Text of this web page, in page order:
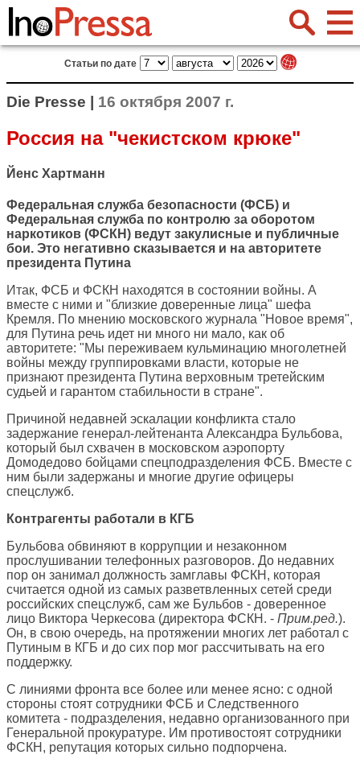
Статьи по дате
Die Presse | 16 октября 2007 г.
Россия на "чекистском крюке"
Йенс Хартманн
Федеральная служба безопасности (ФСБ) и
Федеральная служба по контролю за оборотом
наркотиков (ФСКН) ведут закулисные и публичные
бои. Это негативно сказывается и на авторитете
президента Путина
Итак, ФСБ и ФСКН находятся в состоянии войны. А
вместе с ними и "близкие доверенные лица" шефа
Кремля. По мнению московского журнала "Новое время",
для Путина речь идет ни много ни мало, как об
авторитете: "Мы переживаем кульминацию многолетней
войны между группировками власти, которые не
признают президента Путина верховным третейским
судьей и гарантом стабильности в стране".
Причиной недавней эскалации конфликта стало
задержание генерал-лейтенанта Александра Бульбова,
который был схвачен в московском аэропорту
Домодедово бойцами спецподразделения ФСБ. Вместе с
ним были задержаны и многие другие офицеры
спецслужб.
Контрагенты работали в КГБ
Бульбова обвиняют в коррупции и незаконном
прослушивании телефонных разговоров. До недавних
пор он занимал должность замглавы ФСКН, которая
считается одной из самых разветвленных сетей среди
российских спецслужб, сам же Бульбов - доверенное
лицо Виктора Черкесова (директора ФСКН. - Прим.ред.).
Он, в свою очередь, на протяжении многих лет работал с
Путиным в КГБ и до сих пор мог рассчитывать на его
поддержку.
С линиями фронта все более или менее ясно: с одной
стороны стоят сотрудники ФСБ и Следственного
комитета - подразделения, недавно организованного при
Генеральной прокуратуре. Им противостоят сотрудники
ФСКН, репутация которых сильно подпорчена.